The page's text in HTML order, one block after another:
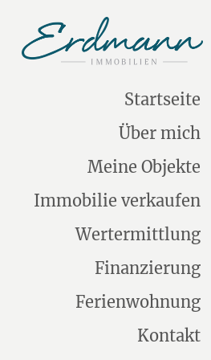
Startseite
Über mich
Meine Objekte
Immobilie verkaufen
Wertermittlung
Finanzierung
Ferienwohnung
Kontakt